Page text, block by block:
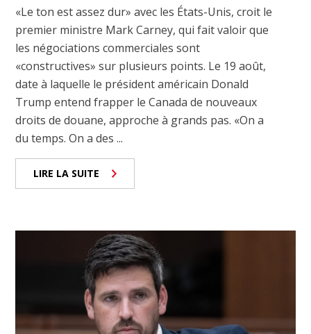
«Le ton est assez dur» avec les États-Unis, croit le
premier ministre Mark Carney, qui fait valoir que
les négociations commerciales sont
«constructives» sur plusieurs points. Le 19 août,
date à laquelle le président américain Donald
Trump entend frapper le Canada de nouveaux
droits de douane, approche à grands pas. «On a
du temps. On a des ...
LIRE LA SUITE